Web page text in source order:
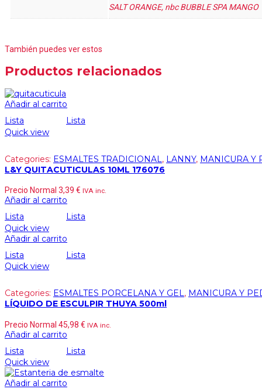
SALT ORANGE, nbc BUBBLE SPA MANGO
También puedes ver estos
Productos relacionados
Añadir al carrito
Lista
Lista
Quick view
Categories: ESMALTES TRADICIONAL, LANNY, MANICURA Y
L&Y QUITACUTICULAS 10ML 176076
Precio Normal 3,39 € IVA inc.
Añadir al carrito
Lista
Lista
Quick view
Añadir al carrito
Lista
Lista
Quick view
Categories: ESMALTES PORCELANA Y GEL, MANICURA Y
LÍQUIDO DE ESCULPIR THUYA 500ml
Precio Normal 45,98 € IVA inc.
Añadir al carrito
Lista
Lista
Quick view
Añadir al carrito